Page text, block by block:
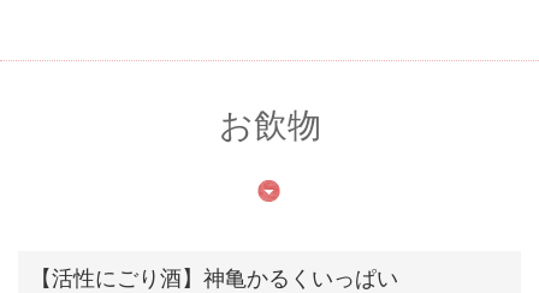
お飲物
【活性にごり酒】神亀かるくいっぱい